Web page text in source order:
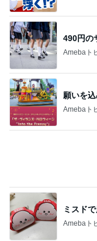
490円の
Amebaト
願いを
Amebaト
しっか
Amebaト